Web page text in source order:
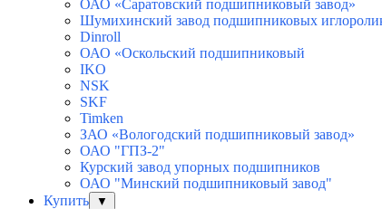
ОАО «Саратовский подшипниковый завод»
Шумихинский завод подшипниковых
Dinroll
ОАО «Оскольский подшипниковый
IKO
NSK
SKF
Timken
ЗАО «Вологодский подшипниковый завод»
ОАО "ГПЗ-2"
Курский завод упорных подшипников
ОАО "Минский подшипниковый завод"
Купить
▼